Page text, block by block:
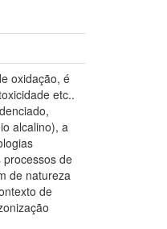
oxidação, é
etc..
alcalino), a
de
de natureza
de